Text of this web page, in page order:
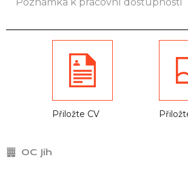
Přiložte CV
OC Jih